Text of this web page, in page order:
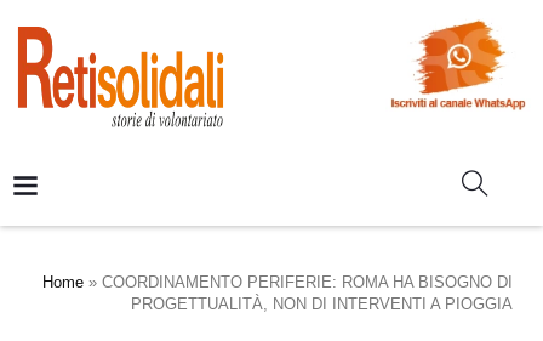
Home » COORDINAMENTO PERIFERIE: ROMA HA BISOGNO DI
PROGETTUALITÀ, NON DI INTERVENTI A PIOGGIA